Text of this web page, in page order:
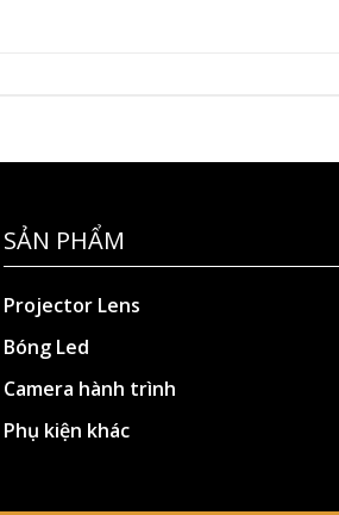
SẢN PHẨM
Projector Lens
Bóng Led
Camera hành trình
Phụ kiện khác